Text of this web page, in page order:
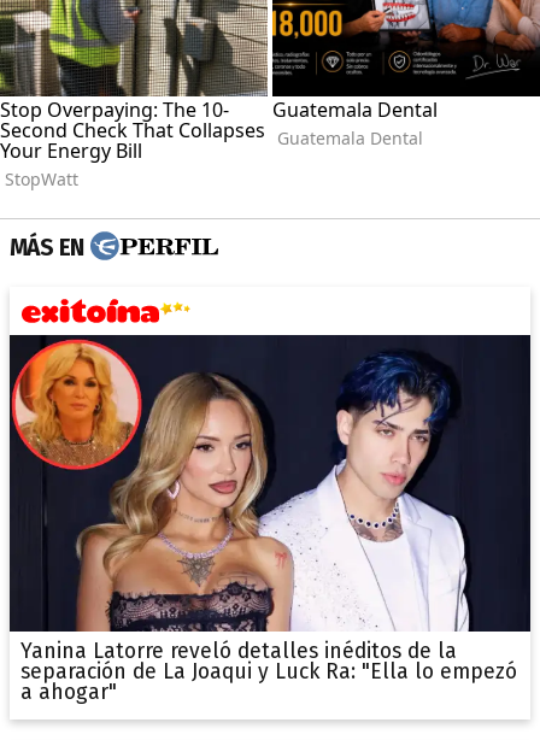
MÁS EN
Yanina Latorre reveló detalles inéditos de la
separación de La Joaqui y Luck Ra: "Ella lo empezó
a ahogar"